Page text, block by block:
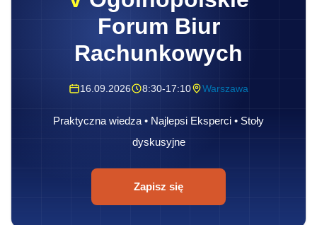
Forum Biur
Rachunkowych
16.09.2026 8:30-17:10 Warszawa
Praktyczna wiedza • Najlepsi Eksperci • Stoły
dyskusyjne
Zapisz się